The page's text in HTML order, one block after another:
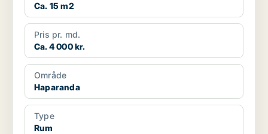
Ca. 15 m2
Pris pr. md.
Ca. 4 000 kr.
Område
Haparanda
Type
Rum